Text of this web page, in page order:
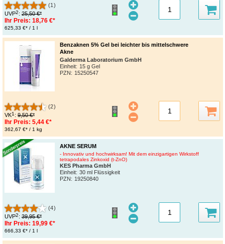
(1)
UVP2: 25,50 €*
Ihr Preis: 18,76 €*
625,33 €* / 1 l
Benzaknen 5% Gel bei leichter bis mittelschwere
Akne
Galderma Laboratorium GmbH
Einheit: 15 g Gel
PZN: 15250547
(2)
VK1 : 9,50 €*
Ihr Preis: 5,44 €*
362,67 €* / 1 kg
AKNE SERUM
- Innovativ und hochwirksam! Mit dem einzigartigen Wirkstoff
tetrapodales Zinkoxid (t-ZnO)
KES Pharma GmbH
Einheit: 30 ml Flüssigkeit
PZN: 19250840
(4)
UVP2: 39,95 €*
Ihr Preis: 19,99 €*
666,33 €* / 1 l